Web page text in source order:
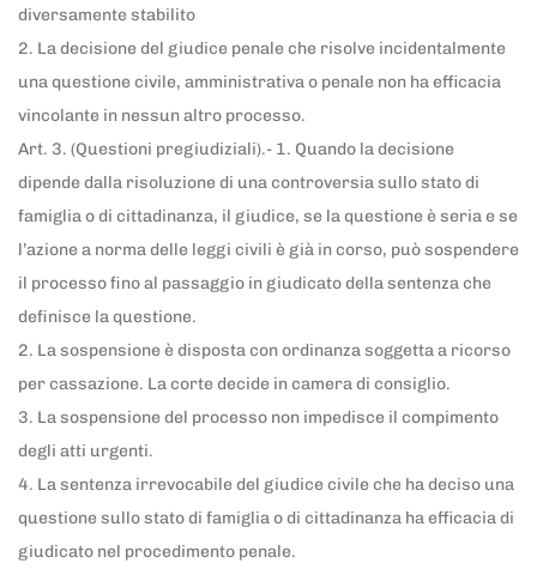
diversamente stabilito
2. La decisione del giudice penale che risolve incidentalmente
una questione civile, amministrativa o penale non ha efficacia
vincolante in nessun altro processo.
Art. 3. (Questioni pregiudiziali).- 1. Quando la decisione
dipende dalla risoluzione di una controversia sullo stato di
famiglia o di cittadinanza, il giudice, se la questione è seria e se
l’azione a norma delle leggi civili è già in corso, può sospendere
il processo fino al passaggio in giudicato della sentenza che
definisce la questione.
2. La sospensione è disposta con ordinanza soggetta a ricorso
per cassazione. La corte decide in camera di consiglio.
3. La sospensione del processo non impedisce il compimento
degli atti urgenti.
4. La sentenza irrevocabile del giudice civile che ha deciso una
questione sullo stato di famiglia o di cittadinanza ha efficacia di
giudicato nel procedimento penale.